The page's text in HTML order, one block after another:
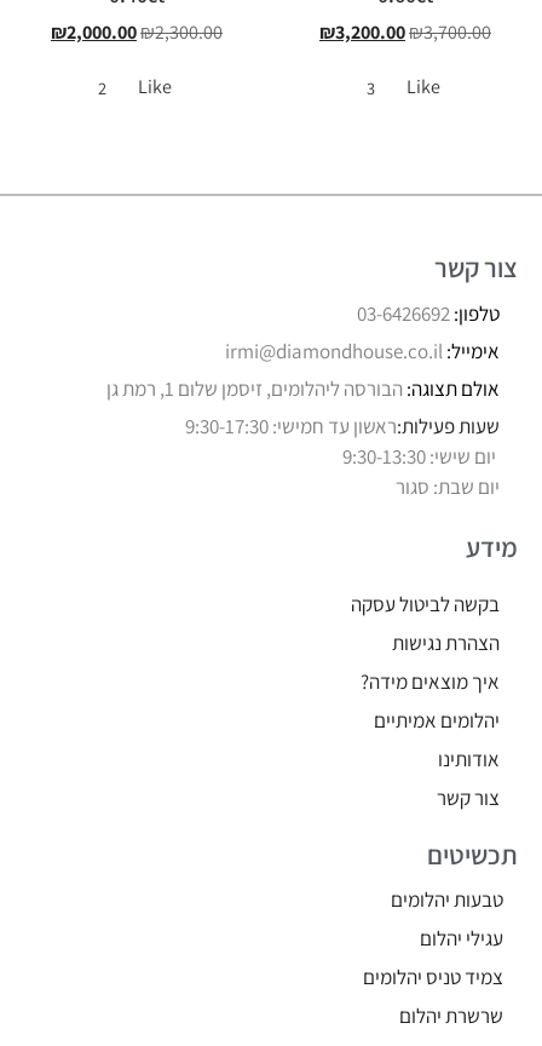
₪3,700.00
₪3,200.00
Like
3
₪2,300.00
₪2,000.00
Like
2
צור קשר
טלפון:03-6426692
אימייל:irmi@diamondhouse.co.il
אולם תצוגה: הבורסה ליהלומים, זיסמן שלום 1, רמת גן
שעות פעילות:ראשון עד חמישי: 9:30-17:30
יום שישי: 9:30-13:30
יום שבת: סגור
מידע
בקשה לביטול עסקה
הצהרת נגישות
איך מוצאים מידה?
יהלומים אמיתיים
אודותינו
צור קשר
תכשיטים
טבעות יהלומים
עגילי יהלום
צמיד טניס יהלומים
שרשרת יהלום